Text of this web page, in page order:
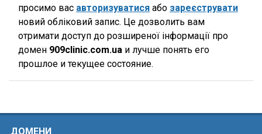
просимо вас авторизуватися або зареєструвати
новий обліковий запис. Це дозволить вам
отримати доступ до розширеної інформації про
домен 909clinic.com.ua и лучше понять его
прошлое и текущее состояние.
ДОМЕНИ